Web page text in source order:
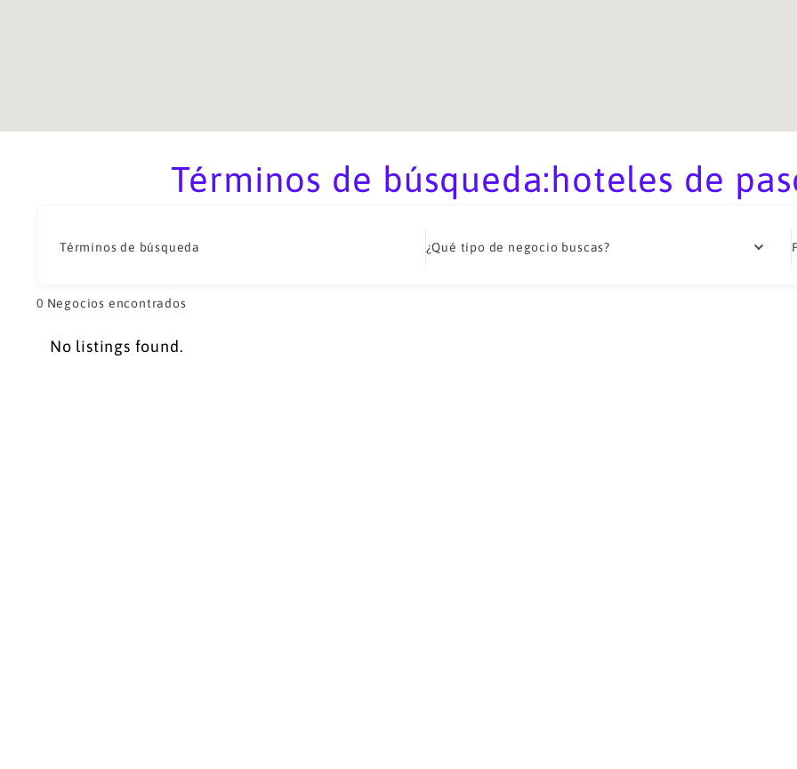
Términos de búsqueda:hoteles de
Términos de búsqueda ¿Qué tipo de negocio buscas?
0 Negocios encontrados
No listings found.